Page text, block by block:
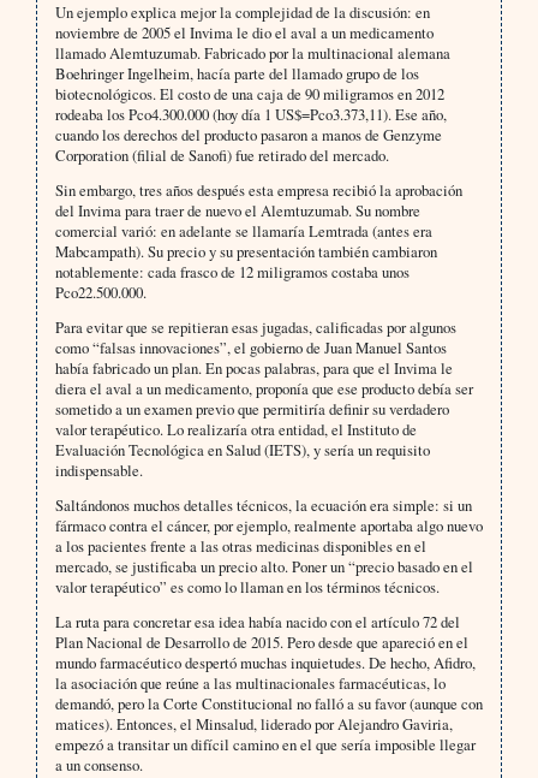
Un ejemplo explica mejor la complejidad de la discusión: en
noviembre de 2005 el Invima le dio el aval a un medicamento
llamado Alemtuzumab. Fabricado por la multinacional alemana
Boehringer Ingelheim, hacía parte del llamado grupo de los
biotecnológicos. El costo de una caja de 90 miligramos en 2012
rodeaba los Pco4.300.000 (hoy día 1 US$=Pco3.373,11). Ese año,
cuando los derechos del producto pasaron a manos de Genzyme
Corporation (filial de Sanofi) fue retirado del mercado.
Sin embargo, tres años después esta empresa recibió la aprobación
del Invima para traer de nuevo el Alemtuzumab. Su nombre
comercial varió: en adelante se llamaría Lemtrada (antes era
Mabcampath). Su precio y su presentación también cambiaron
notablemente: cada frasco de 12 miligramos costaba unos
Pco22.500.000.
Para evitar que se repitieran esas jugadas, calificadas por algunos
como “falsas innovaciones”, el gobierno de Juan Manuel Santos
había fabricado un plan. En pocas palabras, para que el Invima le
diera el aval a un medicamento, proponía que ese producto debía ser
sometido a un examen previo que permitiría definir su verdadero
valor terapéutico. Lo realizaría otra entidad, el Instituto de
Evaluación Tecnológica en Salud (IETS), y sería un requisito
indispensable.
Saltándonos muchos detalles técnicos, la ecuación era simple: si un
fármaco contra el cáncer, por ejemplo, realmente aportaba algo nuevo
a los pacientes frente a las otras medicinas disponibles en el
mercado, se justificaba un precio alto. Poner un “precio basado en el
valor terapéutico” es como lo llaman en los términos técnicos.
La ruta para concretar esa idea había nacido con el artículo 72 del
Plan Nacional de Desarrollo de 2015. Pero desde que apareció en el
mundo farmacéutico despertó muchas inquietudes. De hecho, Afidro,
la asociación que reúne a las multinacionales farmacéuticas, lo
demandó, pero la Corte Constitucional no falló a su favor (aunque con
matices). Entonces, el Minsalud, liderado por Alejandro Gaviria,
empezó a transitar un difícil camino en el que sería imposible llegar
a un consenso.